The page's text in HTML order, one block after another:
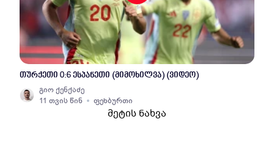
თურქეთი 0:6 ესპანეთი (მიმოხილვა) (ვიდეო)
გიო ქენქაძე
11 თვის წინ
ფეხბურთი
მეტის ნახვა